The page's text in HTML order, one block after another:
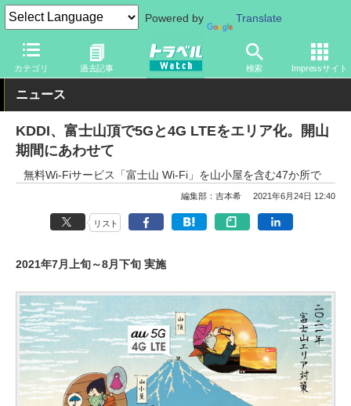
Powered by Translate
カテゴリ 過去記事 検索 Impressサイト
トラベル Watch 地域 国内旅行 甲信越
ニュース
KDDI、富士山頂で5Gと4G LTEをエリア化。開山
期間にあわせて
無料Wi-Fiサービス「富士山 Wi-Fi」を山小屋を含む47か所で
編集部：吉本希 2021年6月24日 12:40
リスト
2021年7月上旬～8月下旬 実施